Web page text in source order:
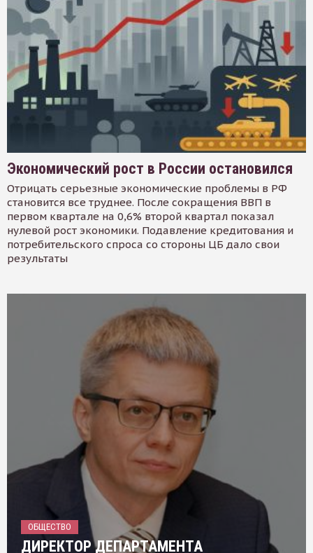
Экономический рост в России остановился
Отрицать серьезные экономические проблемы в РФ
становится все труднее. После сокращения ВВП в
первом квартале на 0,6% второй квартал показал
нулевой рост экономики. Подавление кредитования и
потребительского спроса со стороны ЦБ дало свои
результаты
ОБЩЕСТВО
ДИРЕКТОР ДЕПАРТАМЕНТА